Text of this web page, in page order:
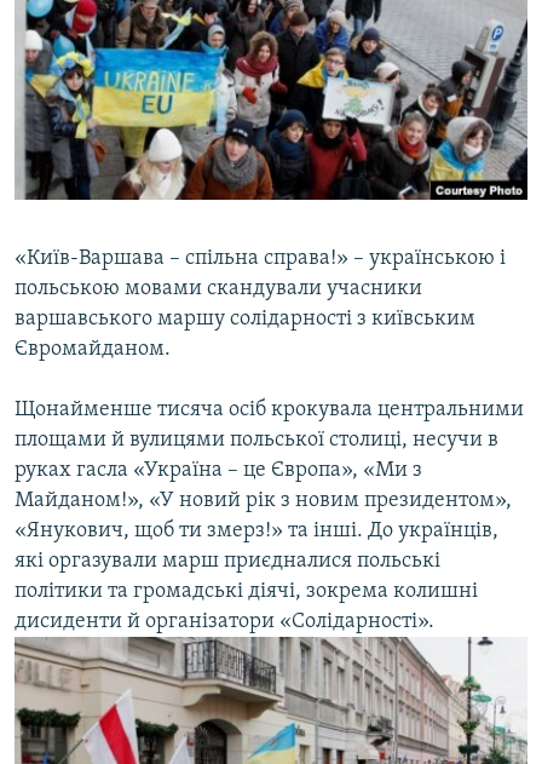
СПЕЦПРОЕКТИ
ДЕПОРТАЦІЯ
ВІДЕОУРОКИ «ELIFBE»
СВІДЧЕННЯ ОКУПАЦІЇ
УКРАЇНСЬКА ПРОБЛЕМА КРИМУ
ЯК ОБІЙТИ БЛОКУВАННЯ
Русский
Qırımtatar
Усі сайти RFE/RL
«Київ-Варшава – спільна справа!» – українською і
польською мовами скандували учасники
варшавського маршу солідарності з київським
Євромайданом.
Щонайменше тисяча осіб крокувала центральними
площами й вулицями польської столиці, несучи в
руках гасла «Україна – це Європа», «Ми з
Майданом!», «У новий рік з новим президентом»,
«Янукович, щоб ти змерз!» та інші. До українців,
які оргазували марш приєдналися польські
політики та громадські діячі, зокрема колишні
дисиденти й організатори «Солідарності».